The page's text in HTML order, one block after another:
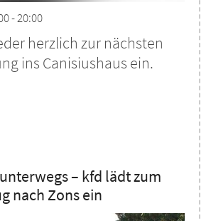
- 20:00
herzlich zur nächsten
ins Canisiushaus ein.
– kfd lädt zum
nach Zons ein